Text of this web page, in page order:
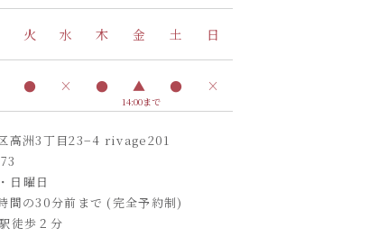
火 水 木 金 土 日
● × ● ▲
14:00まで
● ×
高洲3丁目23−4 rivage201
日曜日
間の30分前まで (完全予約制)
徒歩２分